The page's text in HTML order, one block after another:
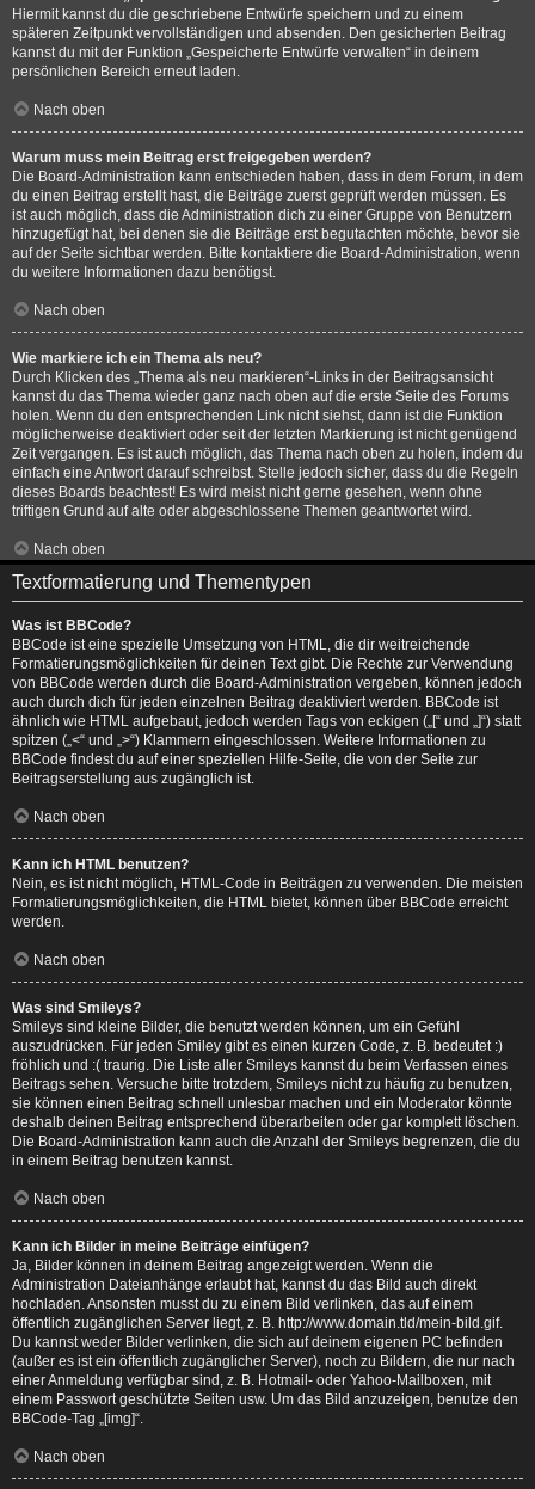
Hiermit kannst du die geschriebene Entwürfe speichern und zu einem
späteren Zeitpunkt vervollständigen und absenden. Den gesicherten Beitrag
kannst du mit der Funktion „Gespeicherte Entwürfe verwalten“ in deinem
persönlichen Bereich erneut laden.
Nach oben
Warum muss mein Beitrag erst freigegeben werden?
Die Board-Administration kann entschieden haben, dass in dem Forum, in dem
du einen Beitrag erstellt hast, die Beiträge zuerst geprüft werden müssen. Es
ist auch möglich, dass die Administration dich zu einer Gruppe von Benutzern
hinzugefügt hat, bei denen sie die Beiträge erst begutachten möchte, bevor sie
auf der Seite sichtbar werden. Bitte kontaktiere die Board-Administration, wenn
du weitere Informationen dazu benötigst.
Nach oben
Wie markiere ich ein Thema als neu?
Durch Klicken des „Thema als neu markieren“-Links in der Beitragsansicht
kannst du das Thema wieder ganz nach oben auf die erste Seite des Forums
holen. Wenn du den entsprechenden Link nicht siehst, dann ist die Funktion
möglicherweise deaktiviert oder seit der letzten Markierung ist nicht genügend
Zeit vergangen. Es ist auch möglich, das Thema nach oben zu holen, indem du
einfach eine Antwort darauf schreibst. Stelle jedoch sicher, dass du die Regeln
dieses Boards beachtest! Es wird meist nicht gerne gesehen, wenn ohne
triftigen Grund auf alte oder abgeschlossene Themen geantwortet wird.
Nach oben
Textformatierung und Thementypen
Was ist BBCode?
BBCode ist eine spezielle Umsetzung von HTML, die dir weitreichende
Formatierungsmöglichkeiten für deinen Text gibt. Die Rechte zur Verwendung
von BBCode werden durch die Board-Administration vergeben, können jedoch
auch durch dich für jeden einzelnen Beitrag deaktiviert werden. BBCode ist
ähnlich wie HTML aufgebaut, jedoch werden Tags von eckigen („[“ und „]“) statt
spitzen („<“ und „>“) Klammern eingeschlossen. Weitere Informationen zu
BBCode findest du auf einer speziellen Hilfe-Seite, die von der Seite zur
Beitragserstellung aus zugänglich ist.
Nach oben
Kann ich HTML benutzen?
Nein, es ist nicht möglich, HTML-Code in Beiträgen zu verwenden. Die meisten
Formatierungsmöglichkeiten, die HTML bietet, können über BBCode erreicht
werden.
Nach oben
Was sind Smileys?
Smileys sind kleine Bilder, die benutzt werden können, um ein Gefühl
auszudrücken. Für jeden Smiley gibt es einen kurzen Code, z. B. bedeutet :)
fröhlich und :( traurig. Die Liste aller Smileys kannst du beim Verfassen eines
Beitrags sehen. Versuche bitte trotzdem, Smileys nicht zu häufig zu benutzen,
sie können einen Beitrag schnell unlesbar machen und ein Moderator könnte
deshalb deinen Beitrag entsprechend überarbeiten oder gar komplett löschen.
Die Board-Administration kann auch die Anzahl der Smileys begrenzen, die du
in einem Beitrag benutzen kannst.
Nach oben
Kann ich Bilder in meine Beiträge einfügen?
Ja, Bilder können in deinem Beitrag angezeigt werden. Wenn die
Administration Dateianhänge erlaubt hat, kannst du das Bild auch direkt
hochladen. Ansonsten musst du zu einem Bild verlinken, das auf einem
öffentlich zugänglichen Server liegt, z. B. http://www.domain.tld/mein-bild.gif.
Du kannst weder Bilder verlinken, die sich auf deinem eigenen PC befinden
(außer es ist ein öffentlich zugänglicher Server), noch zu Bildern, die nur nach
einer Anmeldung verfügbar sind, z. B. Hotmail- oder Yahoo-Mailboxen, mit
einem Passwort geschützte Seiten usw. Um das Bild anzuzeigen, benutze den
BBCode-Tag „[img]“.
Nach oben